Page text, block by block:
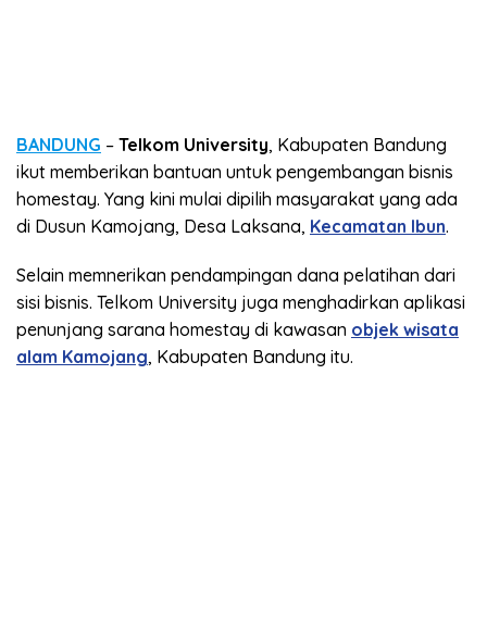
BANDUNG – Telkom University, Kabupaten Bandung
ikut memberikan bantuan untuk pengembangan bisnis
homestay. Yang kini mulai dipilih masyarakat yang ada
di Dusun Kamojang, Desa Laksana, Kecamatan Ibun.
Selain memnerikan pendampingan dana pelatihan dari
sisi bisnis. Telkom University juga menghadirkan aplikasi
penunjang sarana homestay di kawasan objek wisata
alam Kamojang, Kabupaten Bandung itu.